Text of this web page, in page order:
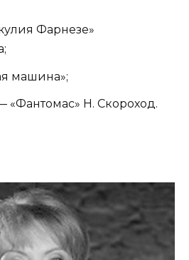
Фарнезе»
машина»;
«Фантомас» Н. Скороход.